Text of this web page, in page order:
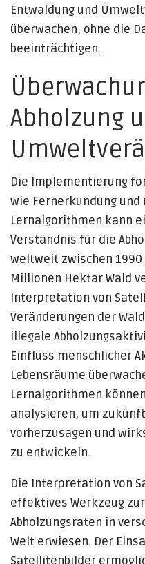
Entwaldung und
überwachen, ohne die
beeinträchtigen.
Abholzung
Die Implementierung
wie Fernerkundung und
Lernalgorithmen kann
Verständnis für die
weltweit zwischen 1990
Millionen Hektar Wald
Interpretation von
Veränderungen der
illegale
Einfluss menschlicher
Lebensräume
Lernalgorithmen
analysieren, um
vorherzusagen und
zu entwickeln.
Die Interpretation von
effektives Werkzeug
Abholzungsraten in
Welt erwiesen. Der
Satellitenbilder